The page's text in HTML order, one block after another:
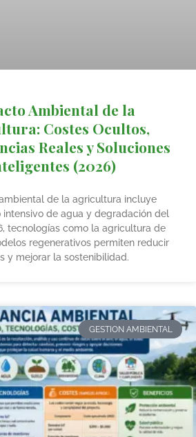
Ambiental de la
Costes Ocultos,
Reales y Soluciones
(2026)
de la agricultura incluye
intensivo de agua y degradación del
tecnologías como la agricultura de
regenerativos permiten reducir
y mejorar la sostenibilidad.
GESTION AMBIENTAL